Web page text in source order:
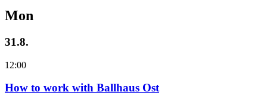
Mon
31.8.
12:00
How to work with Ballhaus Ost